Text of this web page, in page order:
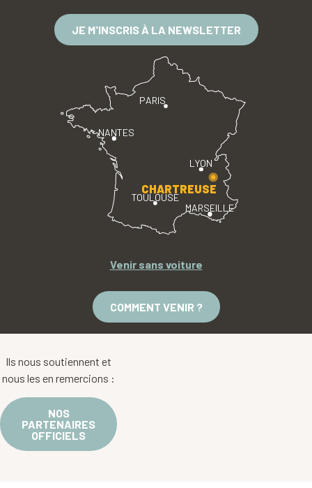
JE M'INSCRIS À LA NEWSLETTER
PARIS
LYON
TOULOUSE
MARSEILLE
NANTES
CHARTREUSE
Venir sans voiture
COMMENT VENIR ?
Ils nous soutiennent et
nous les en remercions :
NOS
PARTENAIRES
OFFICIELS